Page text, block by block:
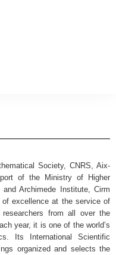
Society, CNRS, Aix-
of the Ministry of Higher
Archimede Institute, Cirm
excellence at the service of
from all over the
year, it is one of the world’s
Its International Scientific
organized and selects the